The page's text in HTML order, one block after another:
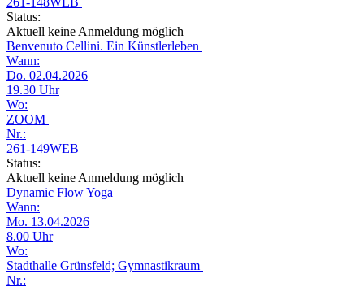
Status:
Aktuell keine Anmeldung möglich
Benvenuto Cellini. Ein Künstlerleben
Wann:
Do. 02.04.2026
19.30 Uhr
Wo:
ZOOM
Nr.:
261-149WEB
Status:
Aktuell keine Anmeldung möglich
Dynamic Flow Yoga
Wann:
Mo. 13.04.2026
8.00 Uhr
Wo:
Stadthalle Grünsfeld; Gymnastikraum
Nr.: